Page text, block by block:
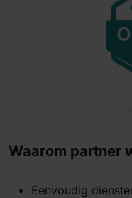
Waarom partner
Eenvoudig